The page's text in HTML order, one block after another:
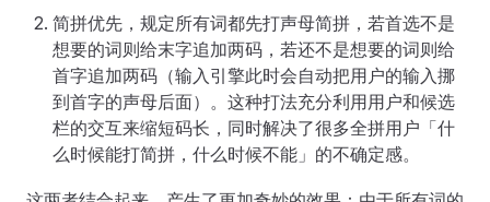
简拼优先，规定所有词都先打声母简拼，若首选不是
想要的词则给末字追加两码，若还不是想要的词则给
首字追加两码（输入引擎此时会自动把用户的输入挪
到首字的声母后面）。这种打法充分利用用户和候选
栏的交互来缩短码长，同时解决了很多全拼用户「什
么时候能打简拼，什么时候不能」的不确定感。